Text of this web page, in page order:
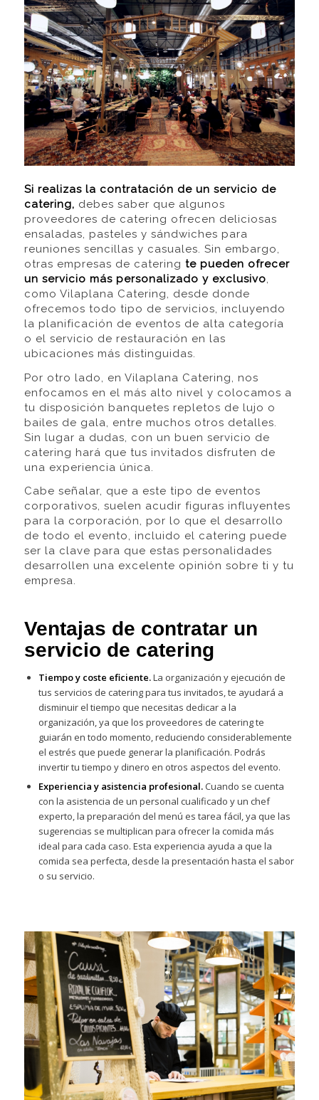
Si realizas la contratación de un servicio de
catering, debes saber que algunos
proveedores de catering ofrecen deliciosas
ensaladas, pasteles y sándwiches para
reuniones sencillas y casuales. Sin embargo,
otras empresas de catering te pueden ofrecer
un servicio más personalizado y exclusivo,
como Vilaplana Catering, desde donde
ofrecemos todo tipo de servicios, incluyendo
la planificación de eventos de alta categoría
o el servicio de restauración en las
ubicaciones más distinguidas.
Por otro lado, en Vilaplana Catering, nos
enfocamos en el más alto nivel y colocamos a
tu disposición banquetes repletos de lujo o
bailes de gala, entre muchos otros detalles.
Sin lugar a dudas, con un buen servicio de
catering hará que tus invitados disfruten de
una experiencia única.
Cabe señalar, que a este tipo de eventos
corporativos, suelen acudir figuras influyentes
para la corporación, por lo que el desarrollo
de todo el evento, incluido el catering puede
ser la clave para que estas personalidades
desarrollen una excelente opinión sobre ti y tu
empresa.
Ventajas de contratar un
servicio de catering
Tiempo y coste eficiente.La organización y ejecución de
tus servicios de catering para tus invitados, te ayudará a
disminuir el tiempo que necesitas dedicar a la
organización, ya que los proveedores de catering te
guiarán en todo momento, reduciendo considerablemente
el estrés que puede generar la planificación. Podrás
invertir tu tiempo y dinero en otros aspectos del evento.
Experiencia y asistencia profesional.Cuando se cuenta
con la asistencia de un personal cualificado y un chef
experto, la preparación del menú es tarea fácil, ya que las
sugerencias se multiplican para ofrecer la comida más
ideal para cada caso. Esta experiencia ayuda a que la
comida sea perfecta, desde la presentación hasta el sabor
o su servicio.